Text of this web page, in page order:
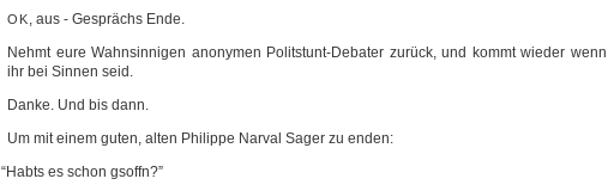
OK, aus - Gesprächs Ende.
Nehmt eure Wahn­sin­ni­gen anony­men Politstunt-Debater zurück, und kommt wie­der wenn
ihr bei Sin­nen seid.
Dan­ke. Und bis dann.
Um mit einem guten, alten Phil­ip­pe Nar­val Sager zu enden:
“Habts es schon gsoffn?”